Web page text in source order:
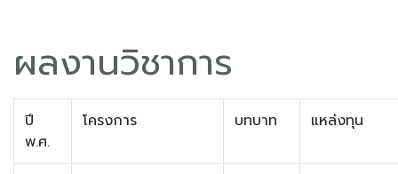
ผลงานวิชาการ
ปี
พ.ศ.
โครงการ บทบาท แหล่งทุน